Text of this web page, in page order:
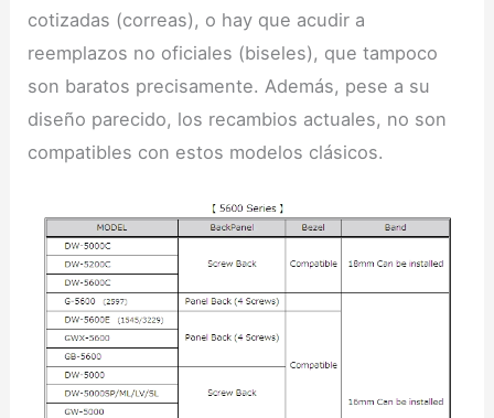
cotizadas (correas), o hay que acudir a
reemplazos no oficiales (biseles), que tampoco
son baratos precisamente. Además, pese a su
diseño parecido, los recambios actuales, no son
compatibles con estos modelos clásicos.